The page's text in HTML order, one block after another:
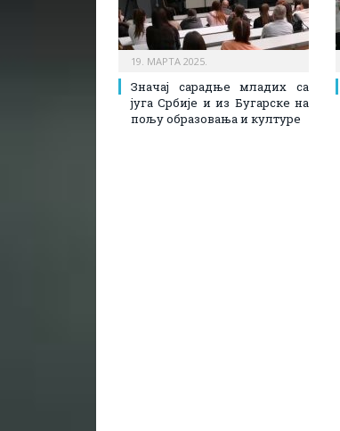
19. МАРТА 2025.
Значај сарадње младих са
југа Србије и из Бугарске на
пољу образовања и културе